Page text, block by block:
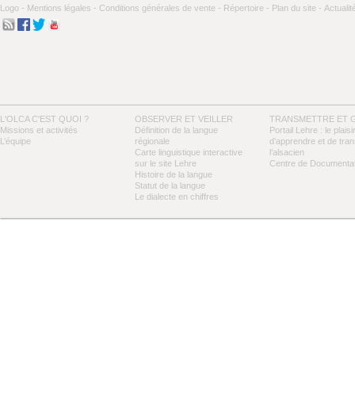
Logo - Mentions légales - Conditions générales de vente - Répertoire - Plan du site -
L'OLCA C'EST QUOI ?
Missions et activités
L’équipe
OBSERVER ET VEILLER
Définition de la langue
régionale
Carte linguistique interactive
sur le site Lehre
Histoire de la langue
Statut de la langue
Le dialecte en chiffres
TRANSMETTRE ET
Portail Lehre : le plaisir
d’apprendre et de
l’alsacien
Centre de